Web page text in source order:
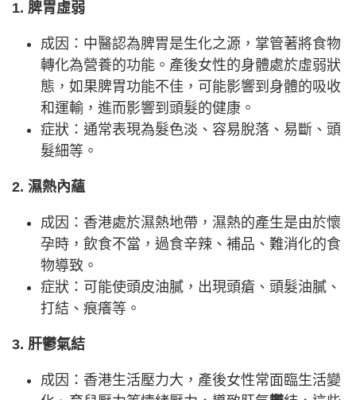
1. 脾胃虛弱
成因：中醫認為脾胃是生化之源，掌管著將食物
轉化為營養的功能。產後女性的身體處於虛弱狀
態，如果脾胃功能不佳，可能影響到身體的吸收
和運輸，進而影響到頭髮的健康。
症狀：通常表現為髮色淡、容易脫落、易斷、頭
髮細等。
2. 濕熱內蘊
成因：香港處於濕熱地帶，濕熱的產生是由於懷
孕時，飲食不當，過食辛辣、補品、難消化的食
物導致。
症狀：可能使頭皮油膩，出現頭瘡、頭髮油膩、
打結、痕癢等。
3. 肝鬱氣結
成因：香港生活壓力大，產後女性常面臨生活變